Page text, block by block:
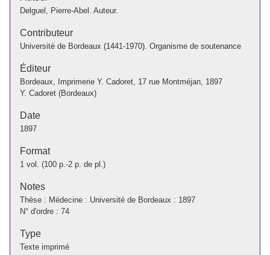
Delguel, Pierre-Abel. Auteur.
Contributeur
Université de Bordeaux (1441-1970). Organisme de soutenance
Éditeur
Bordeaux, Imprimerie Y. Cadoret, 17 rue Montméjan, 1897
Y. Cadoret (Bordeaux)
Date
1897
Format
1 vol. (100 p.-2 p. de pl.)
Notes
Thèse : Médecine : Université de Bordeaux : 1897
N° d'ordre : 74
Type
Texte imprimé